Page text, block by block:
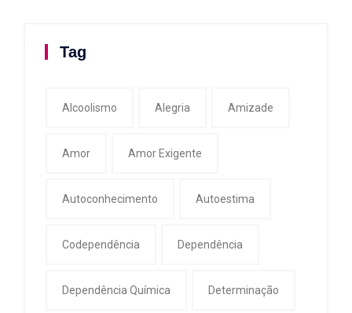
Tag
Alcoolismo Alegria Amizade
Amor Amor Exigente
Autoconhecimento Autoestima
Codependência Dependência
Dependência Química Determinação